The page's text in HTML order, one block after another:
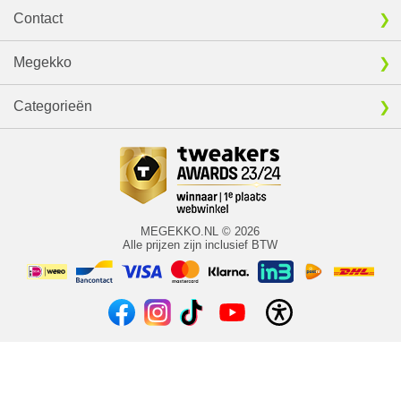
Contact
Megekko
Categorieën
MEGEKKO.NL © 2026
Alle prijzen zijn inclusief BTW